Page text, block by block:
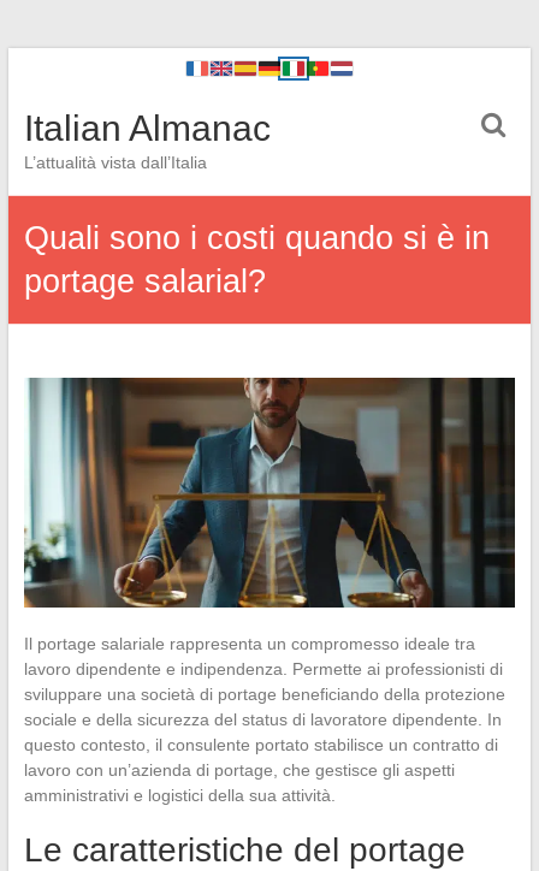
Italian Almanac
L’attualità vista dall’Italia
Quali sono i costi quando si è in
portage salarial?
Il portage salariale rappresenta un compromesso ideale tra
lavoro dipendente e indipendenza. Permette ai professionisti di
sviluppare una società di portage beneficiando della protezione
sociale e della sicurezza del status di lavoratore dipendente. In
questo contesto, il consulente portato stabilisce un contratto di
lavoro con un’azienda di portage, che gestisce gli aspetti
amministrativi e logistici della sua attività.
Le caratteristiche del portage